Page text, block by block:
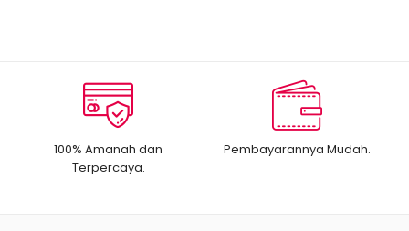
100% Amanah dan
Terpercaya.
Pembayarannya Mudah.